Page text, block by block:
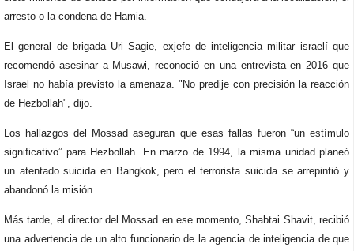
arresto o la condena de Hamia.
El general de brigada Uri Sagie, exjefe de inteligencia militar israelí que
recomendó asesinar a Musawi, reconoció en una entrevista en 2016 que
Israel no había previsto la amenaza. "No predije con precisión la reacción
de Hezbollah", dijo.
Los hallazgos del Mossad aseguran que esas fallas fueron “un estímulo
significativo” para Hezbollah. En marzo de 1994, la misma unidad planeó
un atentado suicida en Bangkok, pero el terrorista suicida se arrepintió y
abandonó la misión.
Más tarde, el director del Mossad en ese momento, Shabtai Shavit, recibió
una advertencia de un alto funcionario de la agencia de inteligencia de que